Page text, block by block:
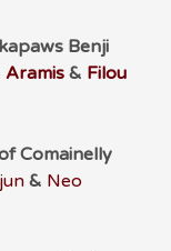
Benji
Aramis& Filou
Comainelly
& Neo